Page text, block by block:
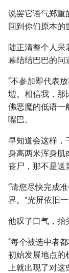
说罢它语气郑重
回到你们原本的
陆正清整个人呆
幕结结巴巴的问
“不参加即代表
墟。相信我，那
佛恶魔的低语一
嘴巴。
早知道会这样，
身高两米浑身肌
丧尸，那不是送
“请您尽快完成
界。”光屏依旧
他叹了口气，抬
“每个被选中者
初始发展地点的
上就出现了对这